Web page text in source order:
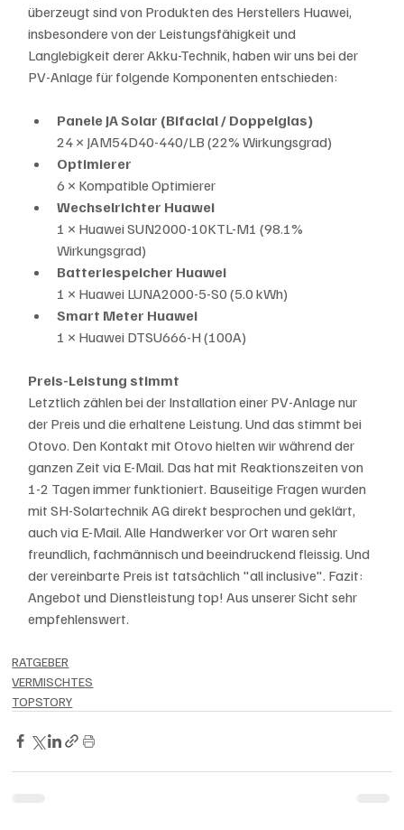
überzeugt sind von Produkten des Herstellers Huawei,
insbesondere von der Leistungsfähigkeit und
Langlebigkeit derer Akku-Technik, haben wir uns bei der
PV-Anlage für folgende Komponenten entschieden:
Panele JA Solar (Bifacial / Doppelglas)
24 × JAM54D40-440/LB (22% Wirkungsgrad)
Optimierer
6 × Kompatible Optimierer
Wechselrichter Huawei
1 × Huawei SUN2000-10KTL-M1 (98.1%
Wirkungsgrad)
Batteriespeicher Huawei
1 × Huawei LUNA2000-5-S0 (5.0 kWh)
Smart Meter Huawei
1 × Huawei DTSU666-H (100A)
Preis-Leistung stimmt
Letztlich zählen bei der Installation einer PV-Anlage nur
der Preis und die erhaltene Leistung. Und das stimmt bei
Otovo. Den Kontakt mit Otovo hielten wir während der
ganzen Zeit via E-Mail. Das hat mit Reaktionszeiten von
1-2 Tagen immer funktioniert. Bauseitige Fragen wurden
mit SH-Solartechnik AG direkt besprochen und geklärt,
auch via E-Mail. Alle Handwerker vor Ort waren sehr
freundlich, fachmännisch und beeindruckend fleissig. Und
der vereinbarte Preis ist tatsächlich "all inclusive". Fazit:
Angebot und Dienstleistung top! Aus unserer Sicht sehr
empfehlenswert.
RATGEBER
VERMISCHTES
TOPSTORY